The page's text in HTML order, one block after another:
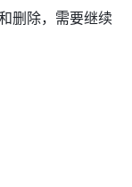
删除，需要继续